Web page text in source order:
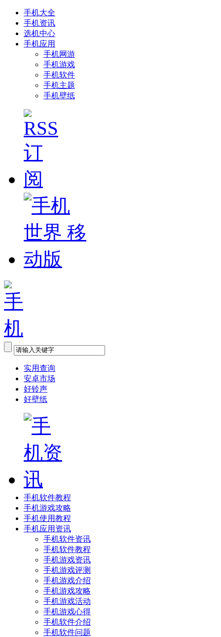
手机大全
手机资讯
选机中心
手机应用
手机网游
手机游戏
手机软件
手机主题
手机壁纸
实用查询
安卓市场
好铃声
好壁纸
手机软件教程
手机游戏攻略
手机使用教程
手机应用资讯
手机软件资讯
手机软件教程
手机游戏资讯
手机游戏评测
手机游戏介绍
手机游戏攻略
手机游戏活动
手机游戏心得
手机软件介绍
手机软件问题